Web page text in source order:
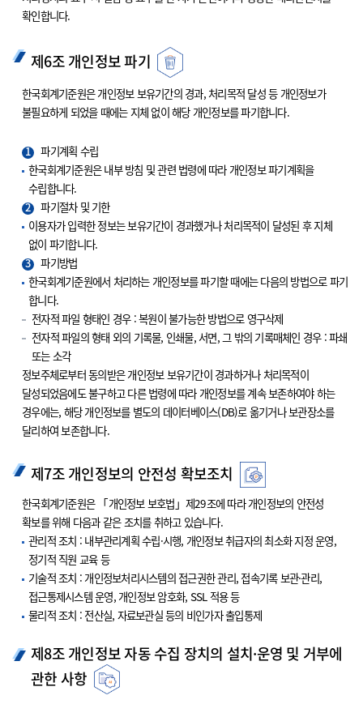
확인합니다.
제6조 개인정보 파기
한국회계기준원은 개인정보 보유기간의 경과, 처리목적 달성 등 개인정보가
불필요하게 되었을 때에는 지체 없이 해당 개인정보를 파기합니다.
1
파기계획 수립
한국회계기준원은 내부 방침 및 관련 법령에 따라 개인정보 파기계획을
수립합니다.
2
파기절차 및 기한
이용자가 입력한 정보는 보유기간이 경과했거나 처리목적이 달성된 후 지체
없이 파기합니다.
3
파기방법
한국회계기준원에서 처리하는 개인정보를 파기할 때에는 다음의 방법으로 파기
합니다.
전자적 파일 형태인 경우 : 복원이 불가능한 방법으로 영구삭제
전자적 파일의 형태 외의 기록물, 인쇄물, 서면, 그 밖의 기록매체인 경우 : 파쇄
또는 소각
정보주체로부터 동의받은 개인정보 보유기간이 경과하거나 처리목적이
달성되었음에도 불구하고 다른 법령에 따라 개인정보를 계속 보존하여야 하는
경우에는, 해당 개인정보를 별도의 데이터베이스(DB)로 옮기거나 보관장소를
달리하여 보존합니다.
제7조 개인정보의 안전성 확보조치
한국회계기준원은 「개인정보 보호법」제29조에 따라 개인정보의 안전성
확보를 위해 다음과 같은 조치를 취하고 있습니다.
관리적 조치 : 내부관리계획 수립·시행, 개인정보 취급자의 최소화 지정 운영,
정기적 직원 교육 등
기술적 조치 : 개인정보처리시스템의 접근권한 관리, 접속기록 보관·관리,
접근통제시스템 운영, 개인정보 암호화, SSL 적용 등
물리적 조치 : 전산실, 자료보관실 등의 비인가자 출입통제
제8조 개인정보 자동 수집 장치의 설치·운영 및 거부에
관한 사항